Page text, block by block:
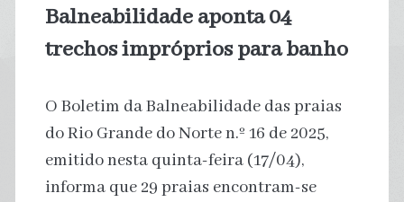
Balneabilidade aponta 04
trechos impróprios para banho
O Boletim da Balneabilidade das praias
do Rio Grande do Norte n.º 16 de 2025,
emitido nesta quinta-feira (17/04),
informa que 29 praias encontram-se